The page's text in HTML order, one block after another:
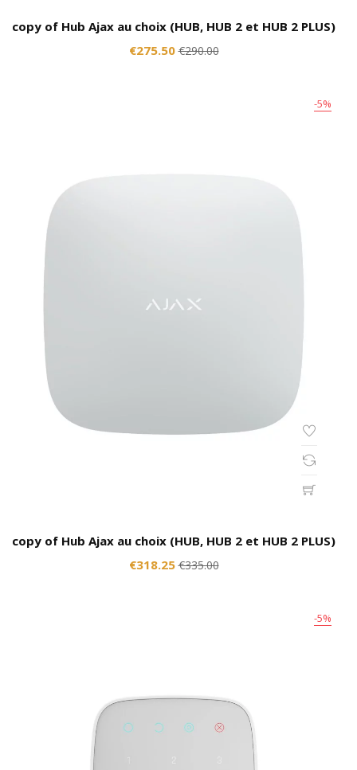
copy of Hub Ajax au choix (HUB, HUB 2 et HUB 2 PLUS)
€275.50 €290.00
-5%
copy of Hub Ajax au choix (HUB, HUB 2 et HUB 2 PLUS)
€318.25 €335.00
-5%